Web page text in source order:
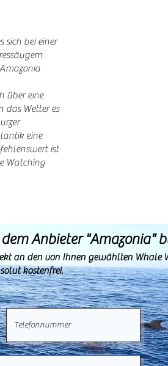
sich bei einer
über eine
das Wetter es
eine
ist
Watching
Anbieter "Amazonia"
an den von Ihnen gewählten Whale
kostenfrei.